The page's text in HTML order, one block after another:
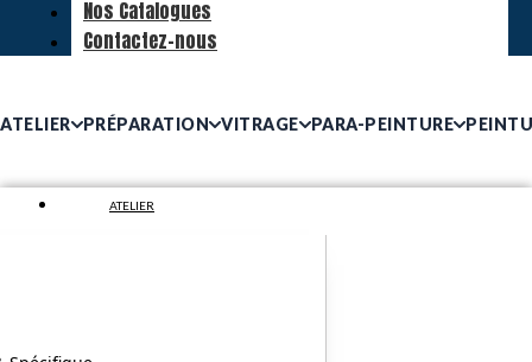
Nos Catalogues
Contactez-nous
ATELIER PRÉPARATION VITRAGE PARA-PEINTURE
ATELIER